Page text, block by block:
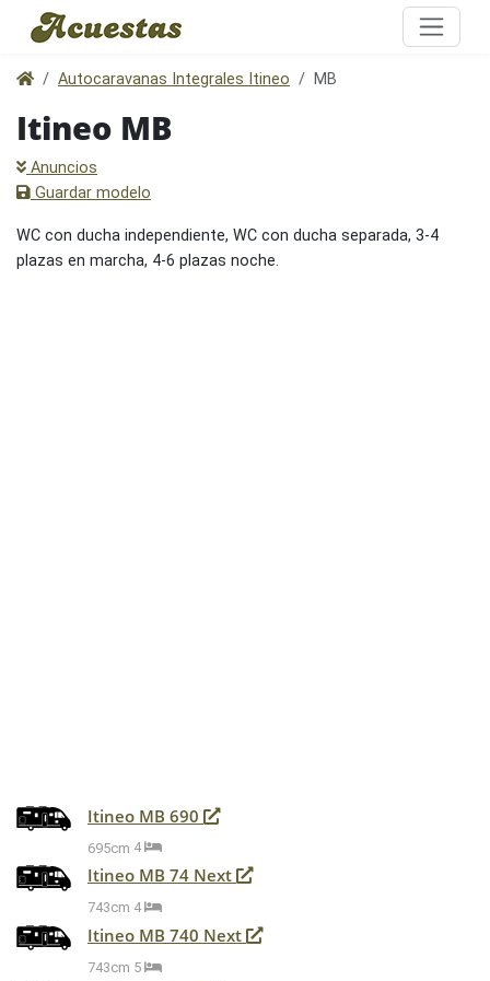
Autocaravanas Integrales Itineo MB
Itineo MB
Anuncios
Guardar modelo
WC con ducha independiente, WC con ducha separada, 3-4
plazas en marcha, 4-6 plazas noche.
Itineo MB 690
695cm 4
Itineo MB 74 Next
743cm 4
Itineo MB 740 Next
743cm 5